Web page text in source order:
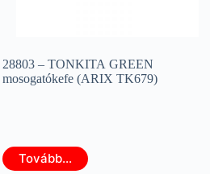
28803 – TONKITA GREEN
mosogatókefe (ARIX TK679)
Tovább...